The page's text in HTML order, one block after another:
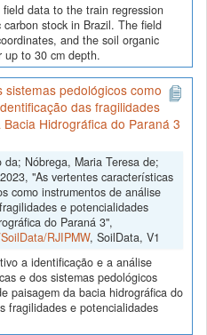
data to the train regression
stock in Brazil. The field
and the soil organic
up to 30 cm depth.
pedológicos como
das fragilidades
Hidrográfica do Paraná 3
da; Nóbrega, Maria Teresa de;
"As vertentes características
como instrumentos de análise
e potencialidades
do Paraná 3",
RJIPMW, SoilData, V1
a identificação e a análise
e dos sistemas pedológicos
paisagem da bacia hidrográfica do
fragilidades e potencialidades